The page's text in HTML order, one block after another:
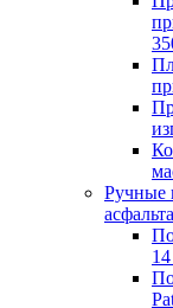
Ручные
асфальта